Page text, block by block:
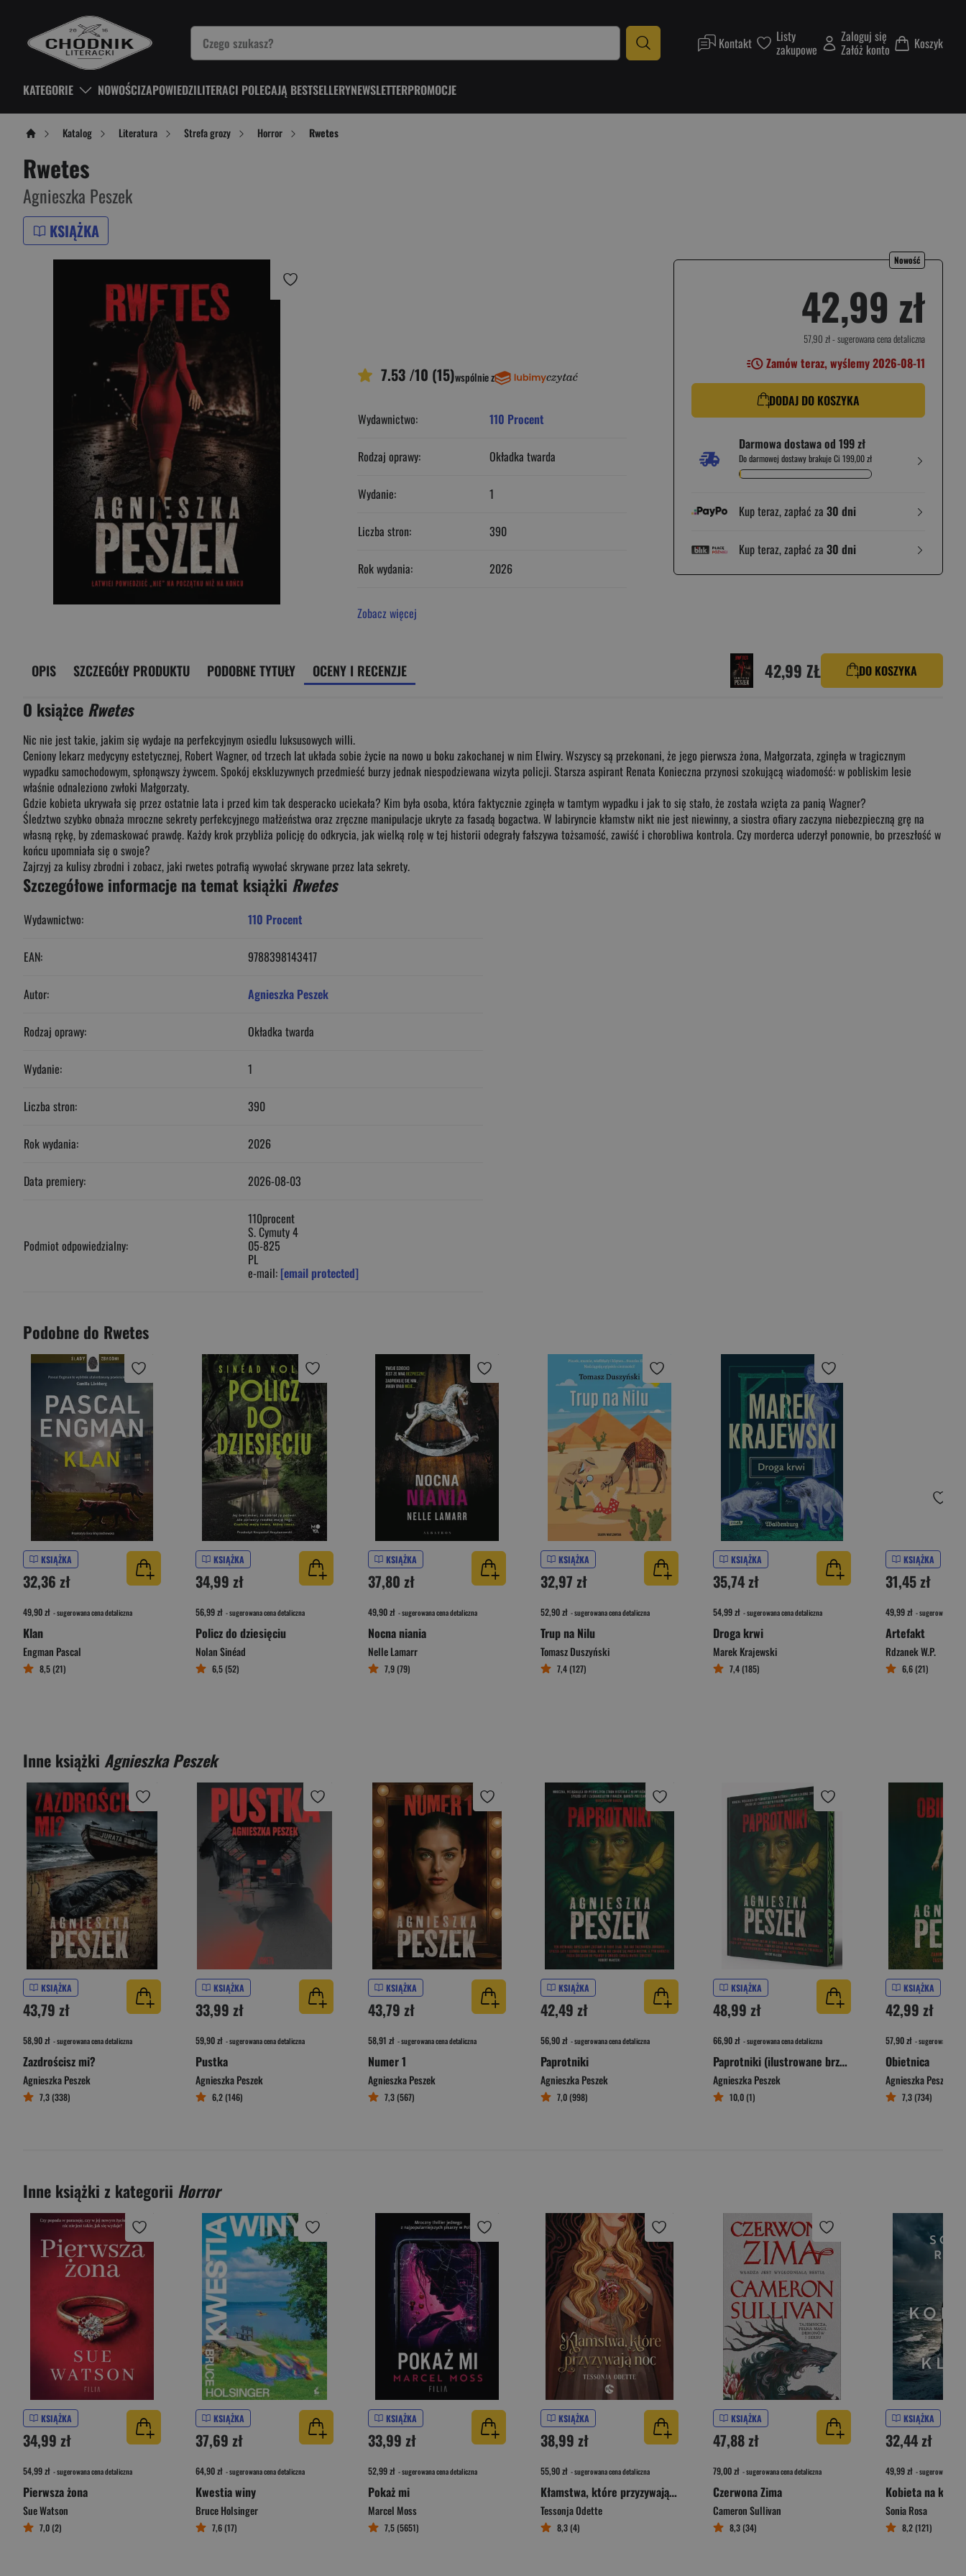
Kontakt Listy
zakupowe
Zaloguj się
Załóż konto Koszyk
KATEGORIE NOWOŚCIZAPOWIEDZILITERACI POLECAJĄ BESTSELLERYNEWSLETTERPROMOCJE
Katalog Literatura Strefa grozy Horror Rwetes
Rwetes
Agnieszka Peszek
KSIĄŻKA
Nowość
42,99 zł
57,90 zł- sugerowana cena detaliczna
Zamów teraz, wyślemy 2026-08-11
DODAJ DO KOSZYKA
Darmowa dostawa od 199 zł
Do darmowej dostawy brakuje Ci 199,00 zł
Kup teraz, zapłać za 30 dni
Kup teraz, zapłać za 30 dni
7.53 /10 (15)wspólnie z
Wydawnictwo: 110 Procent
Rodzaj oprawy: Okładka twarda
Wydanie: 1
Liczba stron: 390
Rok wydania: 2026
Zobacz więcej
OPIS SZCZEGÓŁY PRODUKTU PODOBNE TYTUŁY OCENY I RECENZJE 42,99 ZŁ DO KOSZYKA
O książce Rwetes
Nic nie jest takie, jakim się wydaje na perfekcyjnym osiedlu luksusowych willi.
Ceniony lekarz medycyny estetycznej, Robert Wagner, od trzech lat układa sobie życie na nowo u boku zakochanej w nim Elwiry. Wszyscy są przekonani, że jego pierwsza żona, Małgorzata, zginęła w tragicznym
wypadku samochodowym, spłonąwszy żywcem. Spokój ekskluzywnych przedmieść burzy jednak niespodziewana wizyta policji. Starsza aspirant Renata Konieczna przynosi szokującą wiadomość: w pobliskim lesie
właśnie odnaleziono zwłoki Małgorzaty.
Gdzie kobieta ukrywała się przez ostatnie lata i przed kim tak desperacko uciekała? Kim była osoba, która faktycznie zginęła w tamtym wypadku i jak to się stało, że została wzięta za panią Wagner?
Śledztwo szybko obnaża mroczne sekrety perfekcyjnego małżeństwa oraz zręczne manipulacje ukryte za fasadą bogactwa. W labiryncie kłamstw nikt nie jest niewinny, a siostra ofiary zaczyna niebezpieczną grę na
własną rękę, by zdemaskować prawdę. Każdy krok przybliża policję do odkrycia, jak wielką rolę w tej historii odegrały fałszywa tożsamość, zawiść i chorobliwa kontrola. Czy morderca uderzył ponownie, bo przeszłość w
końcu upomniała się o swoje?
Zajrzyj za kulisy zbrodni i zobacz, jaki rwetes potrafią wywołać skrywane przez lata sekrety.
Szczegółowe informacje na temat książki Rwetes
Wydawnictwo: 110 Procent
EAN: 9788398143417
Autor: Agnieszka Peszek
Rodzaj oprawy: Okładka twarda
Wydanie: 1
Liczba stron: 390
Rok wydania: 2026
Data premiery: 2026-08-03
Podmiot odpowiedzialny:
110procent
S. Cymuty 4
05-825
PL
e-mail: [email protected]
Podobne do Rwetes
KSIĄŻKA
32,36 zł
49,90 zł - sugerowana cena detaliczna
Klan
Engman Pascal
8,5 (21)
KSIĄŻKA
34,99 zł
56,99 zł - sugerowana cena detaliczna
Policz do dziesięciu
Nolan Sinéad
6,5 (52)
KSIĄŻKA
37,80 zł
49,90 zł - sugerowana cena detaliczna
Nocna niania
Nelle Lamarr
7,9 (79)
KSIĄŻKA
32,97 zł
52,90 zł - sugerowana cena detaliczna
Trup na Nilu
Tomasz Duszyński
7,4 (127)
KSIĄŻKA
35,74 zł
54,99 zł - sugerowana cena detaliczna
Droga krwi
Marek Krajewski
7,4 (185)
KSIĄŻKA
31,45 zł
49,99 zł - sugerowana
Artefakt
Rdzanek W.P.
6,6 (21)
Inne książki Agnieszka Peszek
KSIĄŻKA
43,79 zł
58,90 zł - sugerowana cena detaliczna
Zazdrościsz mi?
Agnieszka Peszek
7,3 (338)
KSIĄŻKA
33,99 zł
59,90 zł - sugerowana cena detaliczna
Pustka
Agnieszka Peszek
6,2 (146)
KSIĄŻKA
43,79 zł
58,91 zł - sugerowana cena detaliczna
Numer 1
Agnieszka Peszek
7,3 (567)
KSIĄŻKA
42,49 zł
56,90 zł - sugerowana cena detaliczna
Paprotniki
Agnieszka Peszek
7,0 (998)
KSIĄŻKA
48,99 zł
66,90 zł - sugerowana cena detaliczna
Paprotniki (ilustrowane brzegi)
Agnieszka Peszek
10,0 (1)
KSIĄŻKA
42,99 zł
57,90 zł - sugerowana
Obietnica
Agnieszka Peszek
7,3 (734)
Inne książki z kategorii Horror
KSIĄŻKA
34,99 zł
54,99 zł - sugerowana cena detaliczna
Pierwsza żona
Sue Watson
7,0 (2)
KSIĄŻKA
37,69 zł
64,90 zł - sugerowana cena detaliczna
Kwestia winy
Bruce Holsinger
7,6 (17)
KSIĄŻKA
33,99 zł
52,99 zł - sugerowana cena detaliczna
Pokaż mi
Marcel Moss
7,5 (5651)
KSIĄŻKA
38,99 zł
55,90 zł - sugerowana cena detaliczna
Kłamstwa, które przyzywają noc
Tessonja Odette
8,3 (4)
KSIĄŻKA
47,88 zł
79,00 zł - sugerowana cena detaliczna
Czerwona Zima
Cameron Sullivan
8,3 (34)
KSIĄŻKA
32,44 zł
49,99 zł - sugerowana
Kobieta na klifie
Sonia Rosa
8,2 (121)